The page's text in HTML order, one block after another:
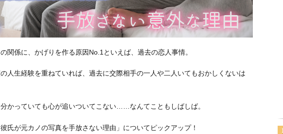
関係に、かげりを作る原因No.1といえば、過去の恋人事情。
人生経験を重ねていれば、過去に交際相手の一人や二人いてもおかしくないは
かっていても心が追いついてこない……なんてこともしばしば。
氏が元カノの写真を手放さない理由」についてピックアップ！